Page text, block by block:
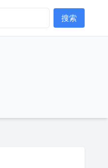
搜索